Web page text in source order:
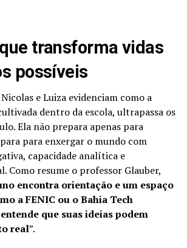
transforma vidas
possíveis
e Luiza evidenciam como a
dentro da escola, ultrapassa os
Ela não prepara apenas para
para enxergar o mundo com
capacidade analítica e
Como resume o professor Glauber,
encontra orientação e um espaço
a FENIC ou o Bahia Tech
que suas ideias podem
real”.